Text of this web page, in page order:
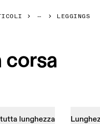
LEGGINGS
corsa
lunghezza